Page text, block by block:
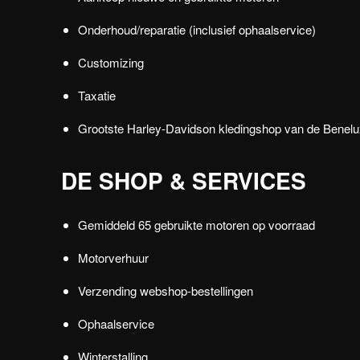
Onderhoud/reparatie (inclusief ophaalservice)
Customizing
Taxatie
Grootste Harley-Davidson kledingshop van de
DE SHOP & SERVICES
Gemiddeld 65 gebruikte motoren op voorraad
Motorverhuur
Verzending webshop-bestellingen
Ophaalservice
Winterstalling